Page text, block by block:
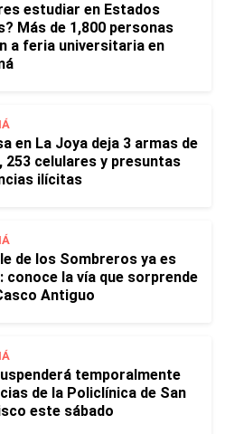
estudiar en Estados
Más de 1,800 personas
a feria universitaria en
en La Joya deja 3 armas de
253 celulares y presuntas
ilícitas
de los Sombreros ya es
conoce la vía que sorprende
Antiguo
temporalmente
de la Policlínica de San
este sábado